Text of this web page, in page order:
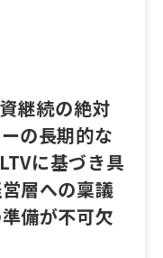
継続の絶対
の長期的な
に基づき具
層への稟議
備が不可欠